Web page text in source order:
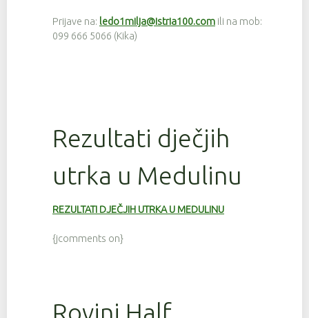
Prijave na: ledo1milja@istria100.com ili na mob:
099 666 5066 (Kika)
Rezultati dječjih
utrka u Medulinu
REZULTATI DJEČJIH UTRKA U MEDULINU
{jcomments on}
Rovinj Half